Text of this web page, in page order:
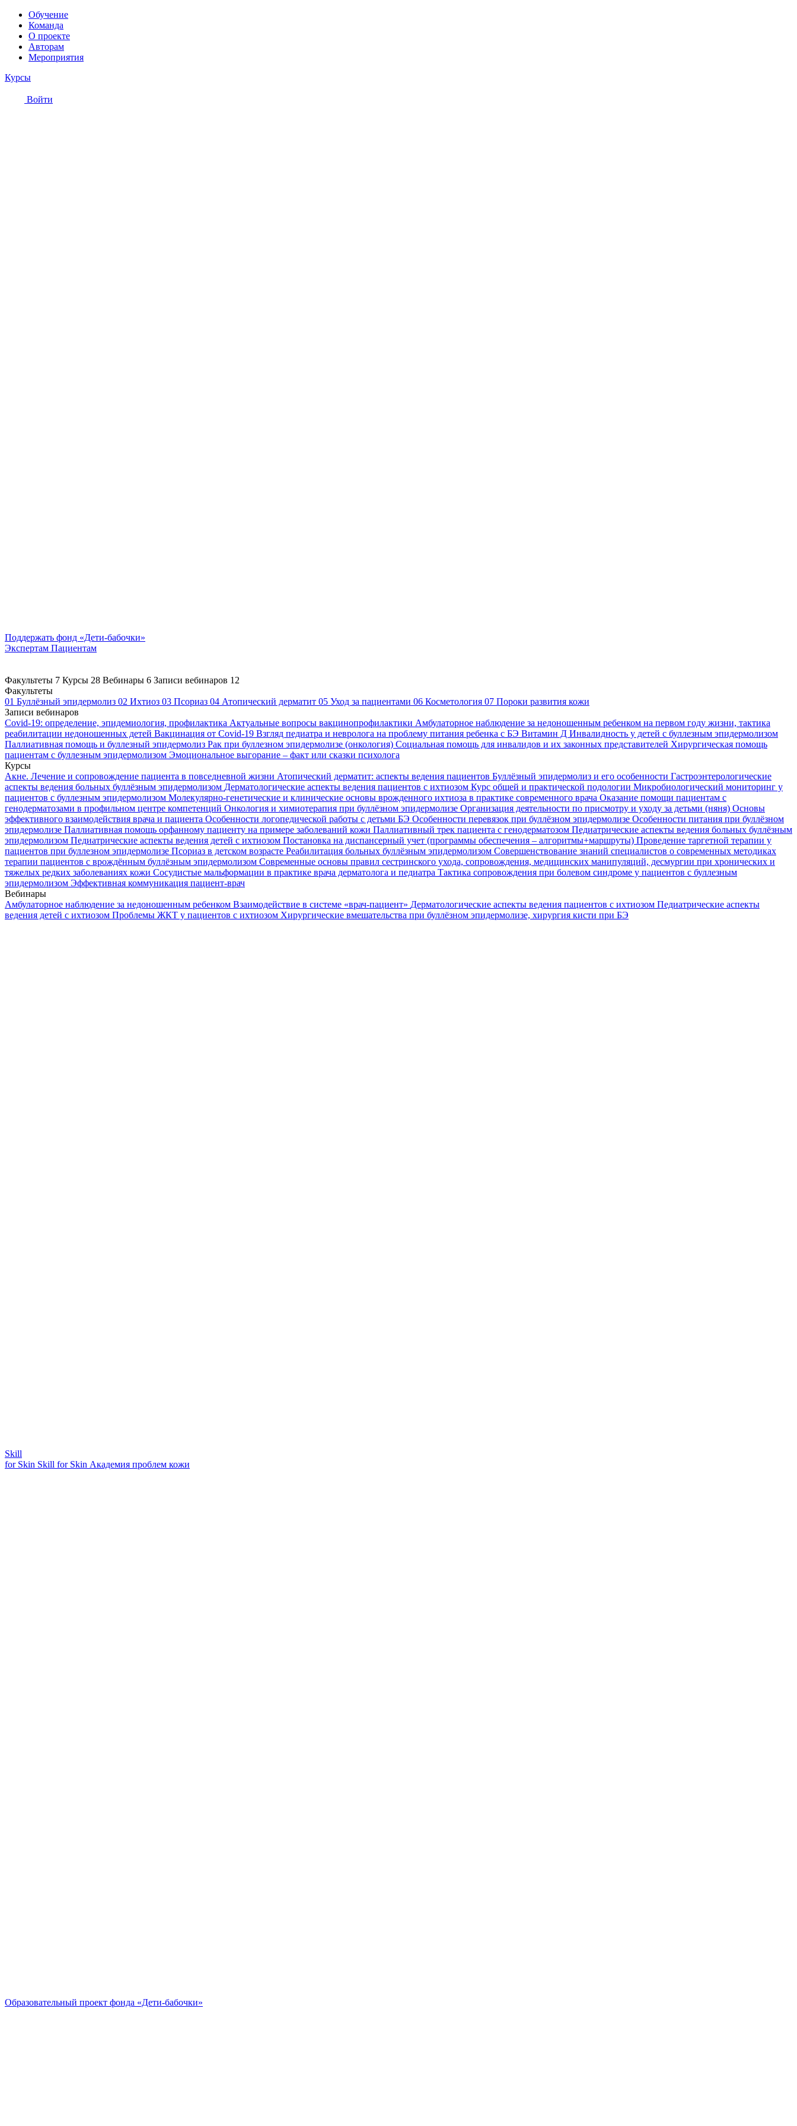
Обучение
Команда
О проекте
Авторам
Мероприятия
Курсы
Войти
Поддержать фонд «Дети-бабочки»
Экспертам Пациентам
Факультеты 7 Курсы 28 Вебинары 6 Записи вебинаров 12
Факультеты
01 Буллёзный эпидермолиз 02 Ихтиоз 03 Псориаз 04 Атопический дерматит 05 Уход за пациентами 06 Косметология 07 Пороки развития кожи
Записи вебинаров
Covid-19: определение, эпидемиология, профилактика Актуальные вопросы вакцинопрофилактики Амбулаторное наблюдение за недоношенным ребенком на первом году жизни, тактика
реабилитации недоношенных детей Вакцинация от Covid-19 Взгляд педиатра и невролога на проблему питания ребенка с БЭ Витамин Д Инвалидность у детей с буллезным эпидермолизом
Паллиативная помощь и буллезный эпидермолиз Рак при буллезном эпидермолизе (онкология) Социальная помощь для инвалидов и их законных представителей Хирургическая помощь
пациентам с буллезным эпидермолизом Эмоциональное выгорание – факт или сказки психолога
Курсы
Акне. Лечение и сопровождение пациента в повседневной жизни Атопический дерматит: аспекты ведения пациентов Буллёзный эпидермолиз и его особенности Гастроэнтерологические
аспекты ведения больных буллёзным эпидермолизом Дерматологические аспекты ведения пациентов с ихтиозом Курс общей и практической подологии Микробиологический мониторинг у
пациентов с буллезным эпидермолизом Молекулярно-генетические и клинические основы врожденного ихтиоза в практике современного врача Оказание помощи пациентам с
генодерматозами в профильном центре компетенций Онкология и химиотерапия при буллёзном эпидермолизе Организация деятельности по присмотру и уходу за детьми (няня) Основы
эффективного взаимодействия врача и пациента Особенности логопедической работы с детьми БЭ Особенности перевязок при буллёзном эпидермолизе Особенности питания при буллёзном
эпидермолизе Паллиативная помощь орфанному пациенту на примере заболеваний кожи Паллиативный трек пациента с генодерматозом Педиатрические аспекты ведения больных буллёзным
эпидермолизом Педиатрические аспекты ведения детей с ихтиозом Постановка на диспансерный учет (программы обеспечения – алгоритмы+маршруты) Проведение таргетной терапии у
пациентов при буллезном эпидермолизе Псориаз в детском возрасте Реабилитация больных буллёзным эпидермолизом Совершенствование знаний специалистов о современных методиках
терапии пациентов с врождённым буллёзным эпидермолизом Современные основы правил сестринского ухода, сопровождения, медицинских манипуляций, десмургии при хронических и
тяжелых редких заболеваниях кожи Сосудистые мальформации в практике врача дерматолога и педиатра Тактика сопровождения при болевом синдроме у пациентов с буллезным
эпидермолизом Эффективная коммуникация пациент-врач
Вебинары
Амбулаторное наблюдение за недоношенным ребенком Взаимодействие в системе «врач-пациент» Дерматологические аспекты ведения пациентов с ихтиозом Педиатрические аспекты
ведения детей с ихтиозом Проблемы ЖКТ у пациентов с ихтиозом Хирургические вмешательства при буллёзном эпидермолизе, хирургия кисти при БЭ
Skill
for Skin Skill for Skin Академия проблем кожи
Образовательный проект фонда «Дети-бабочки»